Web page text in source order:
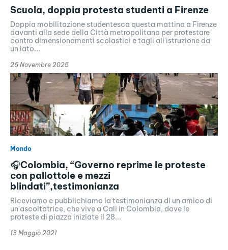
Scuola, doppia protesta studenti a Firenze
Doppia mobilitazione studentesca questa mattina a Firenze
davanti alla sede della Città metropolitana per protestare
contro dimensionamenti scolastici e tagli all'istruzione da
un lato...
26 Novembre 2025
Mondo
🎧Colombia, “Governo reprime le proteste
con pallottole e mezzi
blindati”,testimonianza
Riceviamo e pubblichiamo la testimonianza di un amico di
un'ascoltatrice, che vive a Cali in Colombia, dove le
proteste di piazza iniziate il 28...
13 Maggio 2021